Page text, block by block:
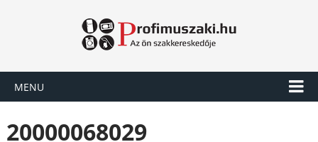
MENU
20000068029